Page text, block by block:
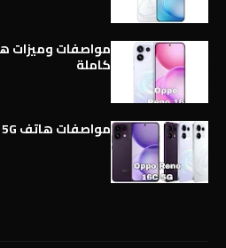
كاملة
مواصفات هاتف Oppo Reno 16c 5G كاملة